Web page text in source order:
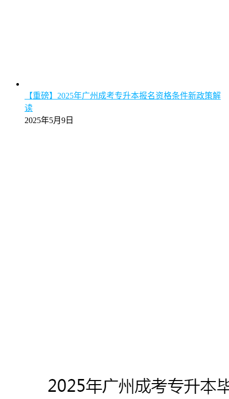
【重磅】2025年广州成考专升本报名资格条件新政策解
读
2025年5月9日